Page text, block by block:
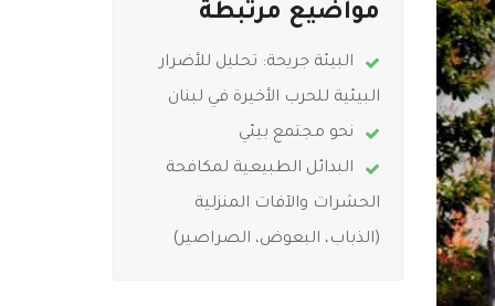
مواضيع مرتبطة
البيئة جريحة: تحليل للأضرار
البيئية للحرب الأخيرة في لبنان
نحو مجتمع بيئي
البدائل الطبيعية لمكافحة
الحشرات والآفات المنزلية
(الذباب، البعوض، الصراصير)